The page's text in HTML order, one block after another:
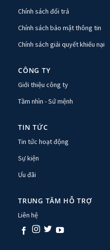
Chính sách đổi trả
Chính sách bảo mật thông tin
Chính sách giải quyết khiếu nại
CÔNG TY
Giới thiệu công ty
Tầm nhìn - Sứ mệnh
TIN TỨC
Tin tức hoạt động
Sự kiện
Ưu đãi
TRUNG TÂM HỖ TRỢ
Liên hệ